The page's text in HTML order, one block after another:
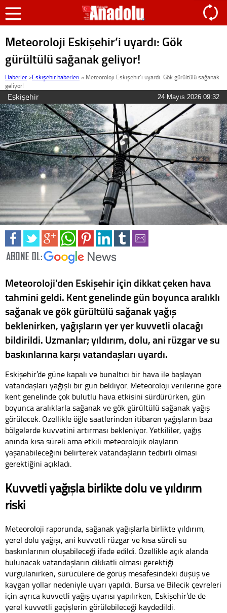
Meteoroloji Eskişehir’i uyardı: Gök
gürültülü sağanak geliyor!
Haberler >Eskişehir haberleri » Meteoroloji Eskişehir’i uyardı: Gök gürültülü sağanak
geliyor!
Eskişehir 24 Mayıs 2026 09:32
Meteoroloji’den Eskişehir için dikkat çeken hava
tahmini geldi. Kent genelinde gün boyunca aralıklı
sağanak ve gök gürültülü sağanak yağış
beklenirken, yağışların yer yer kuvvetli olacağı
bildirildi. Uzmanlar; yıldırım, dolu, ani rüzgar ve su
baskınlarına karşı vatandaşları uyardı.
Eskişehir’de güne kapalı ve bunaltıcı bir hava ile başlayan
vatandaşları yağışlı bir gün bekliyor. Meteoroloji verilerine göre
kent genelinde çok bulutlu hava etkisini sürdürürken, gün
boyunca aralıklarla sağanak ve gök gürültülü sağanak yağış
görülecek. Özellikle öğle saatlerinden itibaren yağışların bazı
bölgelerde kuvvetini artırması bekleniyor. Yetkililer, yağış
anında kısa süreli ama etkili meteorolojik olayların
yaşanabileceğini belirterek vatandaşların tedbirli olması
gerektiğini açıkladı.
Kuvvetli yağışla birlikte dolu ve yıldırım
riski
Meteoroloji raporunda, sağanak yağışlarla birlikte yıldırım,
yerel dolu yağışı, ani kuvvetli rüzgar ve kısa süreli su
baskınlarının oluşabileceği ifade edildi. Özellikle açık alanda
bulunacak vatandaşların dikkatli olması gerektiği
vurgulanırken, sürücülere de görüş mesafesindeki düşüş ve
kaygan yollar nedeniyle uyarı yapıldı. Bursa ve Bilecik çevreleri
için ayrıca kuvvetli yağış uyarısı yapılırken, Eskişehir’de de
yerel kuvvetli geçişlerin görülebileceği kaydedildi.